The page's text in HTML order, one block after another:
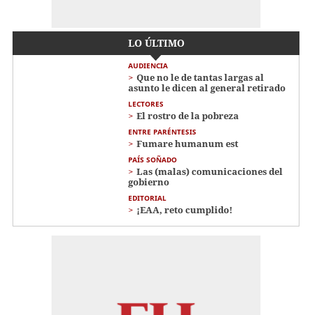
LO ÚLTIMO
AUDIENCIA
Que no le de tantas largas al
asunto le dicen al general retirado
LECTORES
El rostro de la pobreza
ENTRE PARÉNTESIS
Fumare humanum est
PAÍS SOÑADO
Las (malas) comunicaciones del
gobierno
EDITORIAL
¡EAA, reto cumplido!